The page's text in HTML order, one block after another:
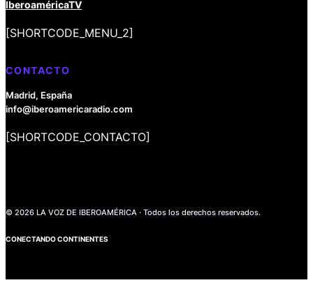
IberoaméricaTV
[SHORTCODE_MENU_2]
CONTACTO
Madrid, España
info@iberoamericaradio.com
[SHORTCODE_CONTACTO]
© 2026 LA VOZ DE IBEROAMÉRICA · Todos los derechos reservados.
CONECTANDO CONTINENTES